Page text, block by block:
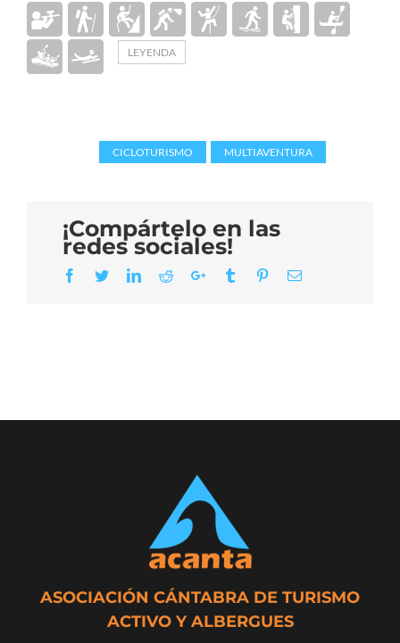
LEYENDA
CICLOTURISMO MULTIAVENTURA
¡Compártelo en las
redes sociales!
Facebook
TwitterLinkedIn
RedditGoogle+Tumblr PinterestEmail
ASOCIACIÓN CÁNTABRA DE TURISMO
ACTIVO Y ALBERGUES